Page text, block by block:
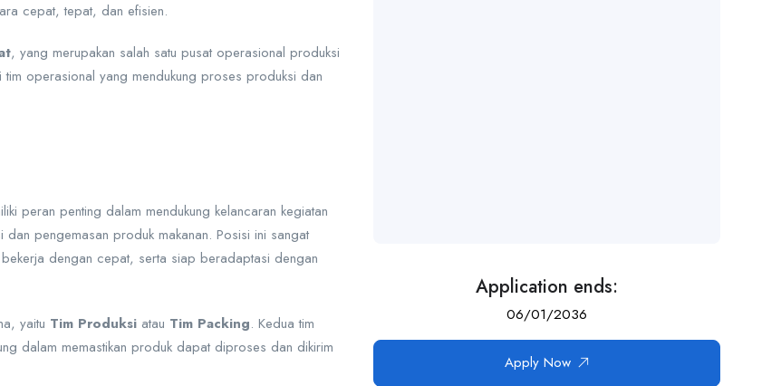
cepat, tepat, dan efisien.
, yang merupakan salah satu pusat operasional produksi
operasional yang mendukung proses produksi dan
peran penting dalam mendukung kelancaran kegiatan
pengemasan produk makanan. Posisi ini sangat
dengan cepat, serta siap beradaptasi dengan
yaitu Tim Produksi atau Tim Packing. Kedua tim
dalam memastikan produk dapat diproses dan dikirim
Application ends:
06/01/2036
Apply Now